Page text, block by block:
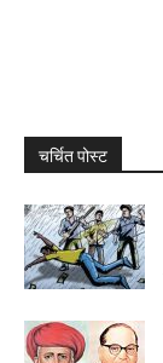
चर्चित पोस्ट